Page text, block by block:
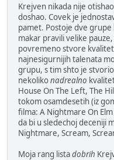
Krejven nikada nije
doshao. Covek je
pamet. Postoje dve grupe
makar pravili velike
povremeno stvore
najnesigurnijih talenata
grupu, s tim shto je
nekolikonadrealno
House On The Left, The
tokom osamdesetih (iz
filma: A Nightmare On
da bi u sledechoj deceniji
Nightmare, Scream,
Moja rang listadobrih